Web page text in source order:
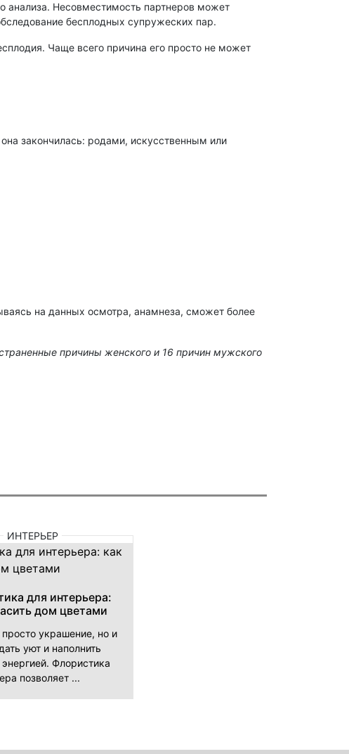
анализа. Несовместимость партнеров может
бесплодных супружеских пар.
Чаще всего причина его просто не может
закончилась: родами, искусственным или
на данных осмотра, анамнеза, сможет более
причины женского и 16 причин мужского
ИНТЕРЬЕР
для интерьера:
дом цветами
украшение, но и
уют и наполнить
Флористика
позволяет ...